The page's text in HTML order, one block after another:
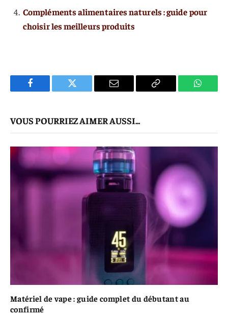
Compléments alimentaires naturels : guide pour
choisir les meilleurs produits
Facebook Twitter
E-
Copier
VOUS POURRIEZ AIMER AUSSI...
Matériel de vape : guide complet du débutant au
confirmé